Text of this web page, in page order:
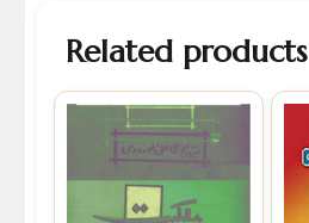
Related products